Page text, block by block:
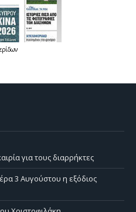
για τους διαρρήκτες
3 Αυγούστου η εξόδιος